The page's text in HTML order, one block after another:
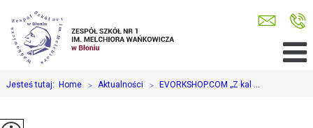
Jesteś tutaj: Home > Aktualności > EVORKSHOP.COM „Z kal ...